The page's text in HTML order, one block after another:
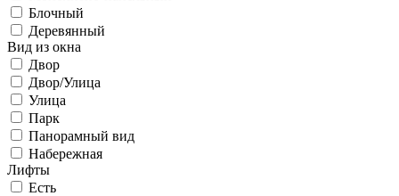
Блочный
Деревянный
Вид из окна
Двор
Двор/Улица
Улица
Парк
Панорамный вид
Набережная
Лифты
Есть